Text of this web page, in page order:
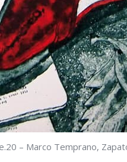
– Marco Temprano,